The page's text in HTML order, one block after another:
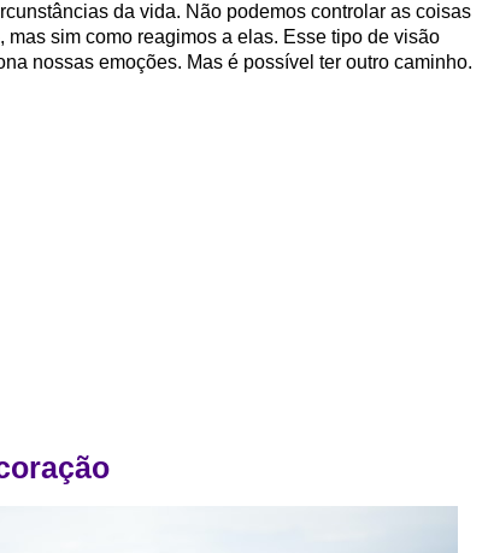
da vida. Não podemos controlar as coisas
mas sim como reagimos a elas. Esse tipo de visão
nossas emoções. Mas é possível ter outro caminho.